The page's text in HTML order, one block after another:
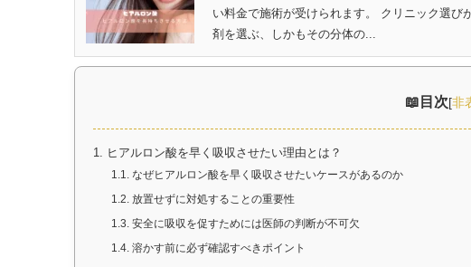
い料金で施術が受けられます。 クリニック選び
剤を選ぶ、しかもその分体の...
目次[非
1. ヒアルロン酸を早く吸収させたい理由とは？
1.1.
なぜヒアルロン酸を早く吸収させたいケースがあるのか
1.2. 放置せずに対処することの重要性
1.3. 安全に吸収を促すためには医師の判断が不可欠
1.4. 溶かす前に必ず確認すべきポイント